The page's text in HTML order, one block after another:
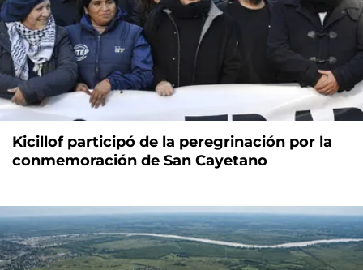
Kicillof participó de la peregrinación por la
conmemoración de San Cayetano